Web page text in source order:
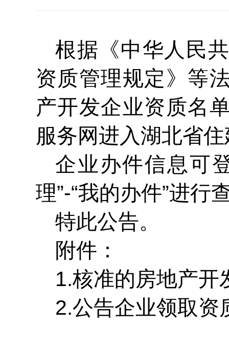
根据《中华人民
资质管理规定》等
产开发企业资质名
服务网进入湖北省
企业办件信息可
理”-“我的办件”进行
特此公告。
附件：
1.核准的房地产开
2.公告企业领取资